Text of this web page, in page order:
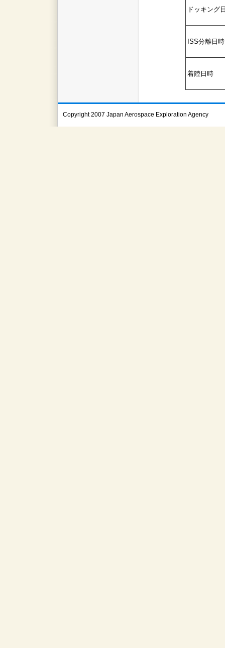
ドッキング
ISS分離日時
着陸日時
Copyright 2007 Japan Aerospace Exploration Agency